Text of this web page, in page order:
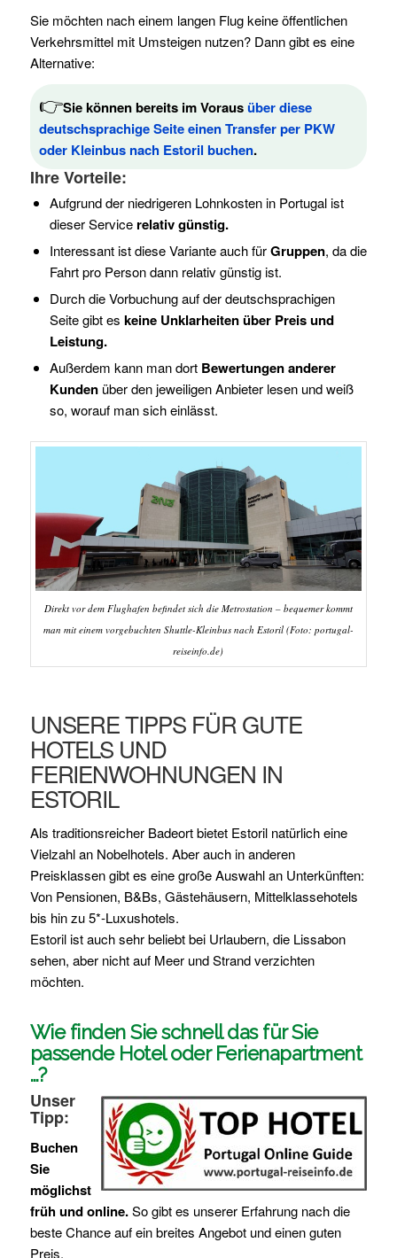
Sie möchten nach einem langen Flug keine öffentlichen
Verkehrsmittel mit Umsteigen nutzen? Dann gibt es eine
Alternative:
👉Sie können bereits im Vorausüber diese
deutschsprachige Seite einen Transfer per PKW
oder Kleinbus nach Estoril buchen.
Ihre Vorteile:
Aufgrund der niedrigeren Lohnkosten in Portugal ist
dieser Servicerelativ günstig.
Interessant ist diese Variante auch fürGruppen, da die
Fahrt pro Person dann relativ günstig ist.
Durch die Vorbuchung auf der deutschsprachigen
Seite gibt es keine Unklarheiten über Preis und
Leistung.
Außerdem kann man dort Bewertungen anderer
Kundenüber den jeweiligen Anbieter lesen und weiß
so, worauf man sich einlässt.
Direkt vor dem Flughafen befindet sich die Metrostation – bequemer kommt
man mit einem vorgebuchten Shuttle-Kleinbus nach Estoril (Foto: portugal-
reiseinfo.de)
UNSERE TIPPS FÜR GUTE
HOTELS UND
FERIENWOHNUNGEN IN
ESTORIL
Als traditionsreicher Badeort bietet Estoril natürlich eine
Vielzahl an Nobelhotels. Aber auch in anderen
Preisklassen gibt es eine große Auswahl an Unterkünften:
Von Pensionen, B&Bs, Gästehäusern, Mittelklassehotels
bis hin zu 5*-Luxushotels.
Estoril ist auch sehr beliebt bei Urlaubern, die Lissabon
sehen, aber nicht auf Meer und Strand verzichten
möchten.
Wie finden Sie schnell das für Sie
passende Hotel oder Ferienapartment
…?
Unser
Tipp:
Buchen
Sie
möglichst
früh und online.So gibt es unserer Erfahrung nach die
beste Chance auf ein breites Angebot und einen guten
Preis.